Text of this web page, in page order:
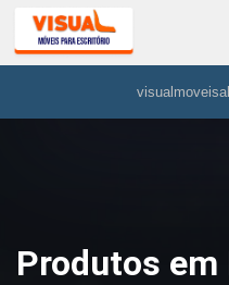
Produtos em